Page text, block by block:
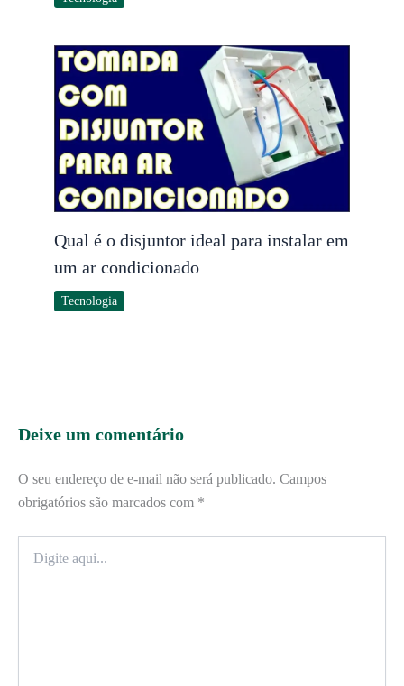
Qual é o disjuntor ideal para instalar em
um ar condicionado
Tecnologia
Deixe um comentário
O seu endereço de e-mail não será publicado. Campos
obrigatórios são marcados com *
aqui...